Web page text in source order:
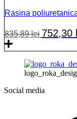
Rasina
835,89lei Prețul
inițial
a
835,89
752,30
Social media